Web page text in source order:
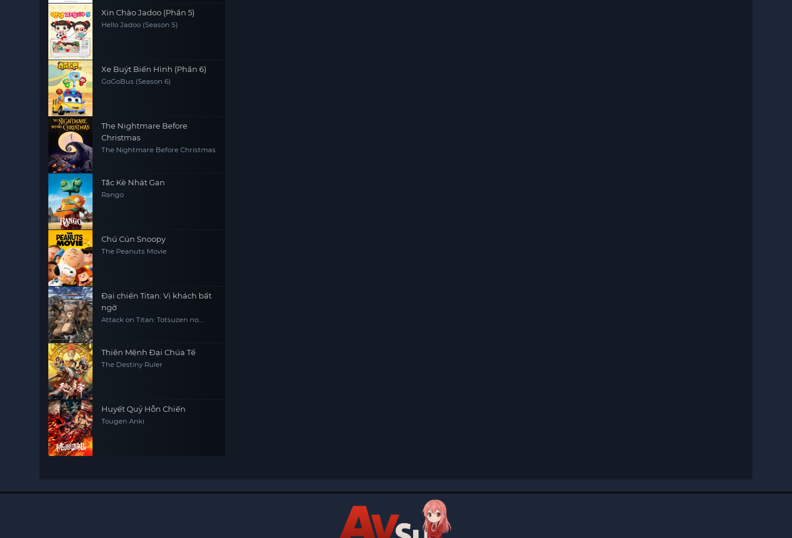
Xin Chào Jadoo (Phần 5)
Hello Jadoo (Season 5)
Xe Buýt Biến Hình (Phần 6)
GoGoBus (Season 6)
The Nightmare Before
Christmas
The Nightmare Before Christmas
Tắc Kè Nhát Gan
Rango
Chú Cún Snoopy
The Peanuts Movie
Đại chiến Titan: Vị khách bất
ngờ
Attack on Titan: Totsuzen no
Thiên Mệnh Đại Chúa Tể
The Destiny Ruler
Huyết Quỷ Hỗn Chiến
Tougen Anki